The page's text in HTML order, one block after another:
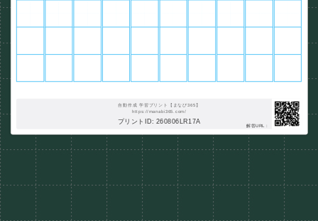
自動作成 学習プリント【まなび365】
https://manabi365.com/
プリントID: 260806LR17A
解答URL :